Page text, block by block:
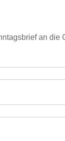
an die